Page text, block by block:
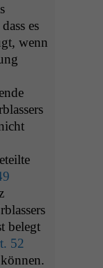
es
wenn
belegt
52